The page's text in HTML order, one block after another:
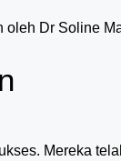
Dr Soline
Mereka